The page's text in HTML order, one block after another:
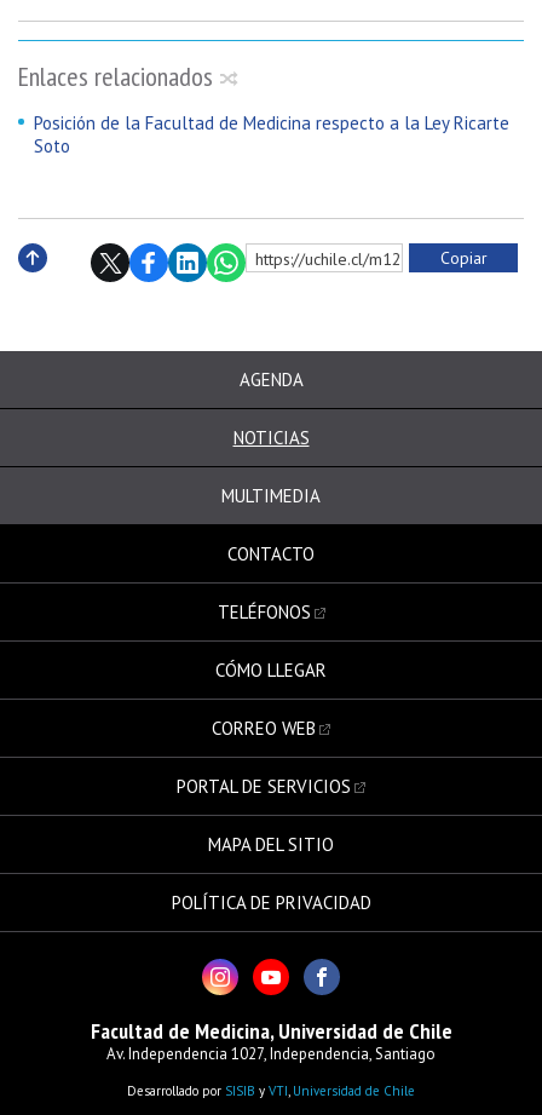
Enlaces relacionados
Posición de la Facultad de Medicina respecto a la Ley Ricarte
Soto
https://uchile.cl/m129043 Copiar
AGENDA
NOTICIAS
MULTIMEDIA
CONTACTO
TELÉFONOS
CÓMO LLEGAR
CORREO WEB
PORTAL DE SERVICIOS
MAPA DEL SITIO
POLÍTICA DE PRIVACIDAD
Facultad de Medicina, Universidad de Chile
Av. Independencia 1027, Independencia, Santiago
Desarrollado por SISIB y VTI, Universidad de Chile